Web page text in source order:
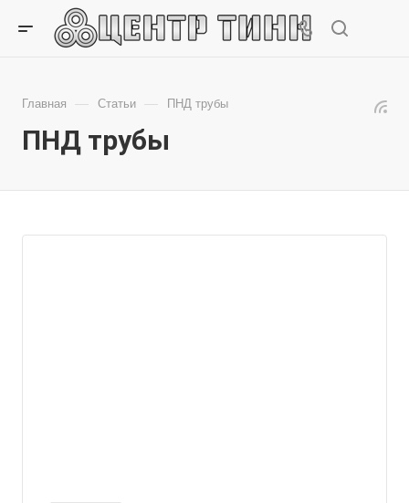
Главная — Статьи — ПНД трубы
ПНД трубы